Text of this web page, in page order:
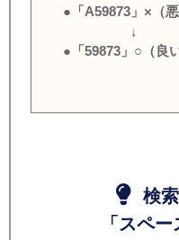
●「A59873」×（悪
↓
●「59873」○（良
検索
「スペ